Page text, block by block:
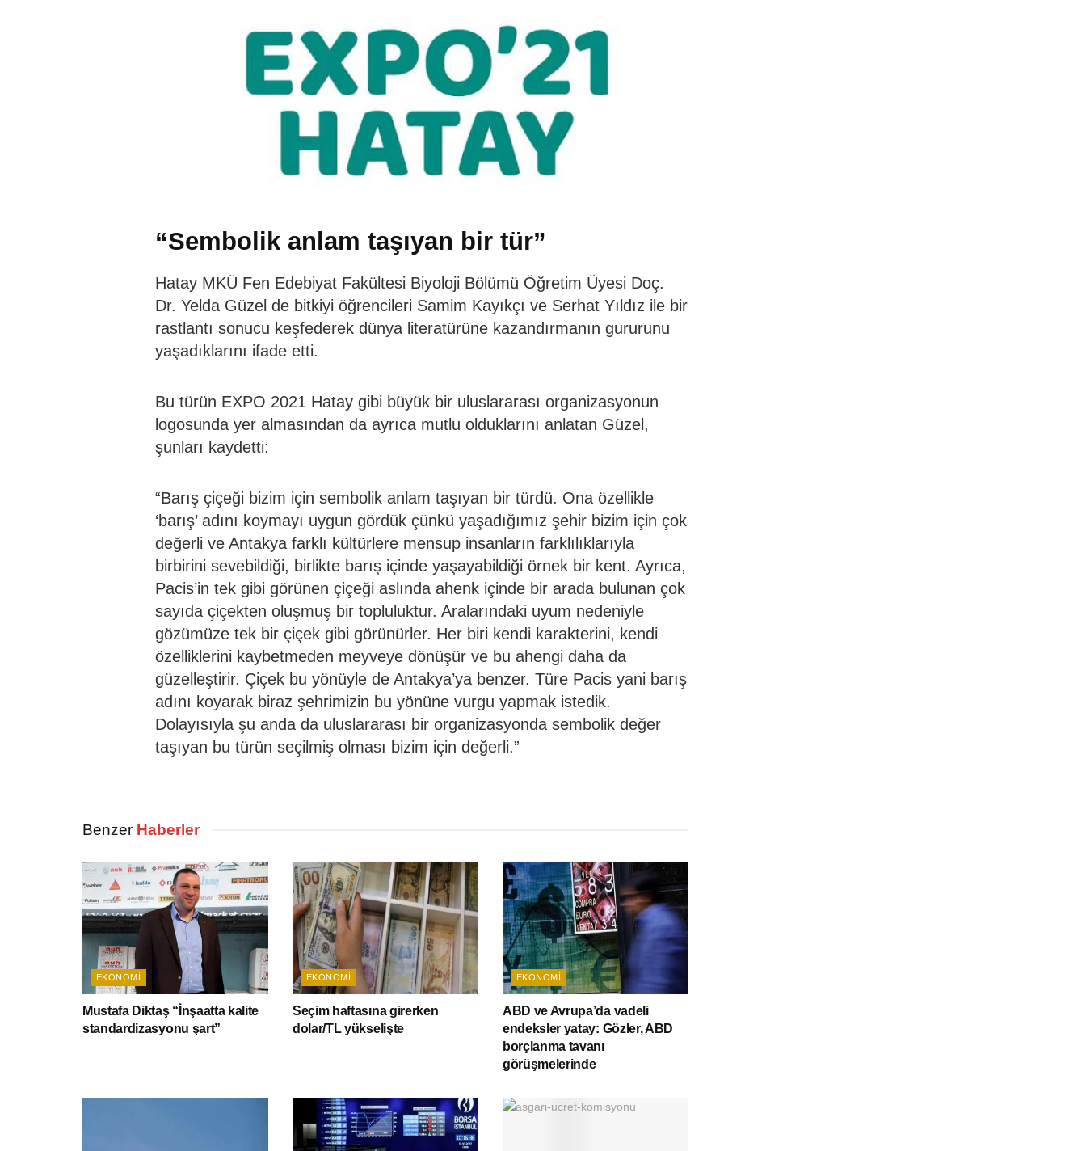
“Sembolik anlam taşıyan bir tür”
Hatay MKÜ Fen Edebiyat Fakültesi Biyoloji Bölümü Öğretim Üyesi Doç.
Dr. Yelda Güzel de bitkiyi öğrencileri Samim Kayıkçı ve Serhat Yıldız ile bir
rastlantı sonucu keşfederek dünya literatürüne kazandırmanın gururunu
yaşadıklarını ifade etti.
Bu türün EXPO 2021 Hatay gibi büyük bir uluslararası organizasyonun
logosunda yer almasından da ayrıca mutlu olduklarını anlatan Güzel,
şunları kaydetti:
“Barış çiçeği bizim için sembolik anlam taşıyan bir türdü. Ona özellikle
‘barış’ adını koymayı uygun gördük çünkü yaşadığımız şehir bizim için çok
değerli ve Antakya farklı kültürlere mensup insanların farklılıklarıyla
birbirini sevebildiği, birlikte barış içinde yaşayabildiği örnek bir kent. Ayrıca,
Pacis’in tek gibi görünen çiçeği aslında ahenk içinde bir arada bulunan çok
sayıda çiçekten oluşmuş bir topluluktur. Aralarındaki uyum nedeniyle
gözümüze tek bir çiçek gibi görünürler. Her biri kendi karakterini, kendi
özelliklerini kaybetmeden meyveye dönüşür ve bu ahengi daha da
güzelleştirir. Çiçek bu yönüyle de Antakya’ya benzer. Türe Pacis yani barış
adını koyarak biraz şehrimizin bu yönüne vurgu yapmak istedik.
Dolayısıyla şu anda da uluslararası bir organizasyonda sembolik değer
taşıyan bu türün seçilmiş olması bizim için değerli.”
Benzer Haberler
EKONOMI
Mustafa Diktaş “İnşaatta kalite
standardizasyonu şart”
EKONOMI
Seçim haftasına girerken
dolar/TL yükselişte
EKONOMI
ABD ve Avrupa’da vadeli
endeksler yatay: Gözler, ABD
borçlanma tavanı
görüşmelerinde